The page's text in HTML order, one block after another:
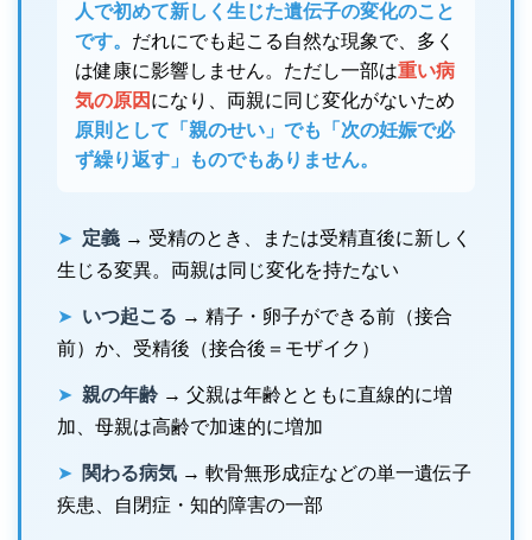
人で初めて新しく生じた遺伝子の変化のこと
です。 だれにでも起こる自然な現象で、多く
は健康に影響しません。ただし一部は重い病
気の原因 になり、両親に同じ変化がないため
原則として「親のせい」でも「次の妊娠で必
ず繰り返す」ものでもありません。
➤ 定義 → 受精のとき、または受精直後に新しく
生じる変異。両親は同じ変化を持たない
➤ いつ起こる → 精子・卵子ができる前（接合
前）か、受精後（接合後＝モザイク）
➤ 親の年齢 → 父親は年齢とともに直線的に増
加、母親は高齢で加速的に増加
➤ 関わる病気 → 軟骨無形成症などの単一遺伝子
疾患、自閉症・知的障害の一部